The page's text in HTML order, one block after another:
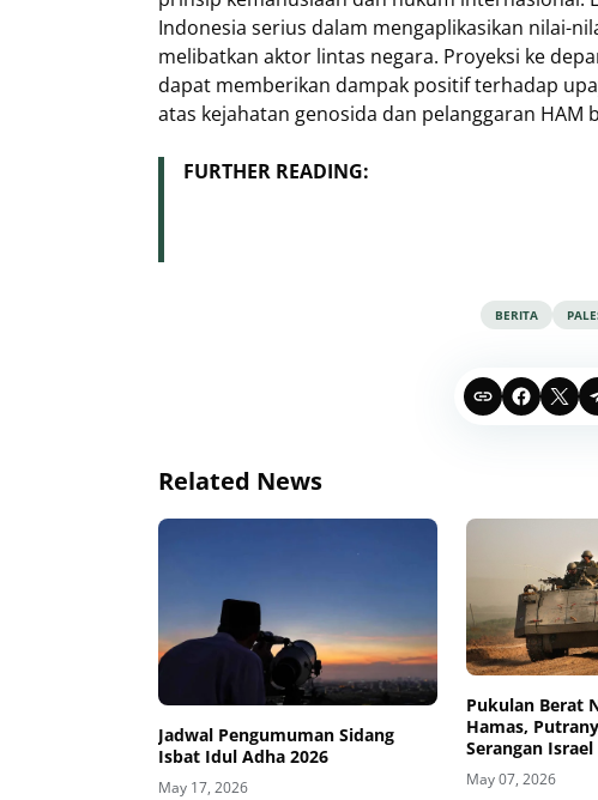
Indonesia serius dalam mengaplikasikan nilai-
melibatkan aktor lintas negara. Proyeksi ke
dapat memberikan dampak positif terhadap
atas kejahatan genosida dan pelanggaran HAM
FURTHER READING:
BERITA
Related News
Jadwal Pengumuman Sidang
Isbat Idul Adha 2026
May 17, 2026
Pukulan Berat
Hamas,
Serangan Israel
May 07, 2026